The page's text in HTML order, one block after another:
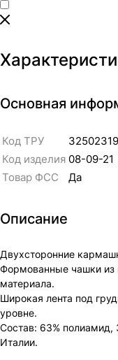
Основная
Код ТРУ
Код изделия 08-09-21
Товар ФСС
Да
Описание
Двухсторонние
Формованные чашки из
материала.
Широкая лента под
уровне.
Состав: 63% полиамид,
Италии.